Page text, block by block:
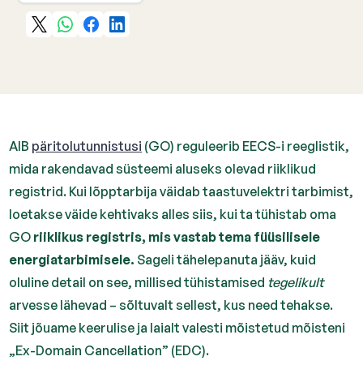
AIB päritolutunnistusi (GO) reguleerib EECS-i reeglistik,
mida rakendavad süsteemi aluseks olevad riiklikud
registrid. Kui lõpptarbija väidab taastuvelektri tarbimist,
loetakse väide kehtivaks alles siis, kui ta tühistab oma
GO riiklikus registris, mis vastab tema füüsilisele
energiatarbimisele. Sageli tähelepanuta jääv, kuid
oluline detail on see, millised tühistamised tegelikult
arvesse lähevad – sõltuvalt sellest, kus need tehakse.
Siit jõuame keerulise ja laialt valesti mõistetud mõisteni
„Ex-Domain Cancellation” (EDC).